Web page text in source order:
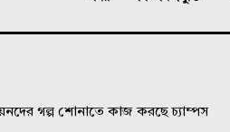
গল্প শোনাতে কাজ করছে চ্যাম্পস